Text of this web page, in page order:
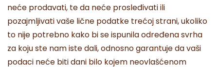
neće prodavati, te da neće prosleđivati ili
pozajmljivati vaše lične podatke trećoj strani, ukoliko
to nije potrebno kako bi se ispunila određena svrha
za koju ste nam iste dali, odnosno garantuje da vaši
podaci neće biti dani bilo kojem neovlašćenom